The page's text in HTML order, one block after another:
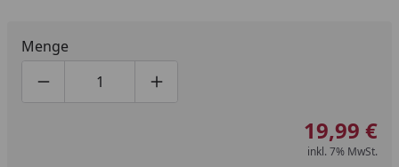
Menge
Produktmenge um eins verringern
Produktmenge manuell eingeben
Produktmenge um eins erhöhen
19,99 €
inkl. 7% MwSt.